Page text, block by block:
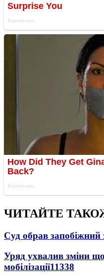
ЧИТАЙТЕ
Суд обрав запобіжний
Уряд ухвалив зміни
мобілізації11338